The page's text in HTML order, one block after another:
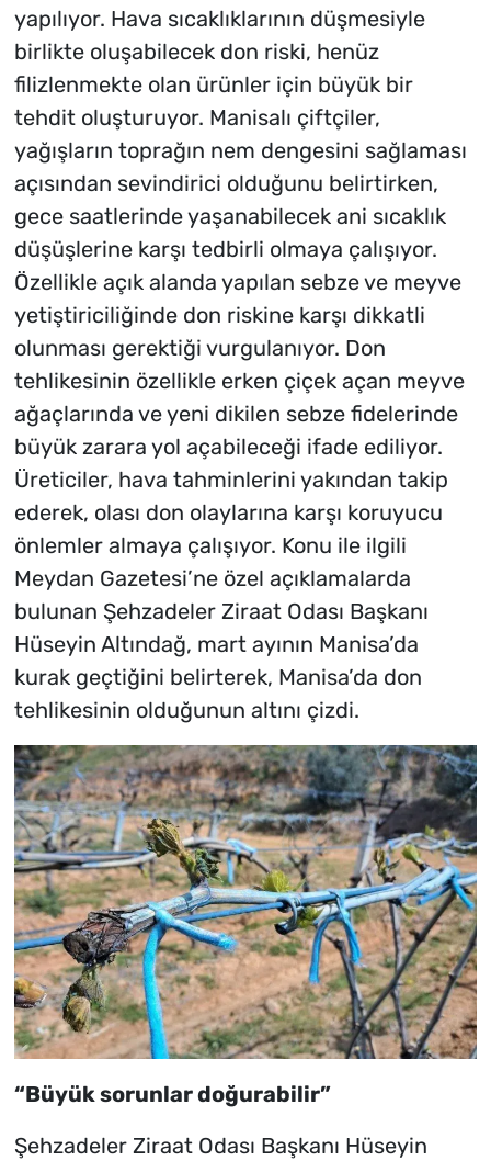
yapılıyor. Hava sıcaklıklarının düşmesiyle
birlikte oluşabilecek don riski, henüz
filizlenmekte olan ürünler için büyük bir
tehdit oluşturuyor. Manisalı çiftçiler,
yağışların toprağın nem dengesini sağlaması
açısından sevindirici olduğunu belirtirken,
gece saatlerinde yaşanabilecek ani sıcaklık
düşüşlerine karşı tedbirli olmaya çalışıyor.
Özellikle açık alanda yapılan sebze ve meyve
yetiştiriciliğinde don riskine karşı dikkatli
olunması gerektiği vurgulanıyor. Don
tehlikesinin özellikle erken çiçek açan meyve
ağaçlarında ve yeni dikilen sebze fidelerinde
büyük zarara yol açabileceği ifade ediliyor.
Üreticiler, hava tahminlerini yakından takip
ederek, olası don olaylarına karşı koruyucu
önlemler almaya çalışıyor. Konu ile ilgili
Meydan Gazetesi’ne özel açıklamalarda
bulunan Şehzadeler Ziraat Odası Başkanı
Hüseyin Altındağ, mart ayının Manisa’da
kurak geçtiğini belirterek, Manisa’da don
tehlikesinin olduğunun altını çizdi.
“Büyük sorunlar doğurabilir”
Şehzadeler Ziraat Odası Başkanı Hüseyin